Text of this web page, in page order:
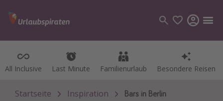
All Inclusive Last Minute Familienurlaub Besondere Reisen
All Inclusive Last Minute Familienurlaub Besondere Reisen
Kategorien
Flüge
Startseite Inspiration Bars in Berlin